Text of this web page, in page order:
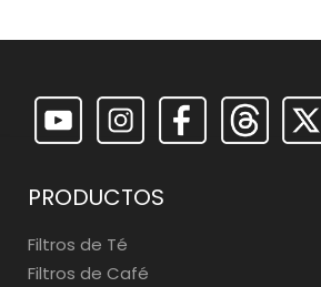
PRODUCTOS
Filtros de Té
Filtros de Café